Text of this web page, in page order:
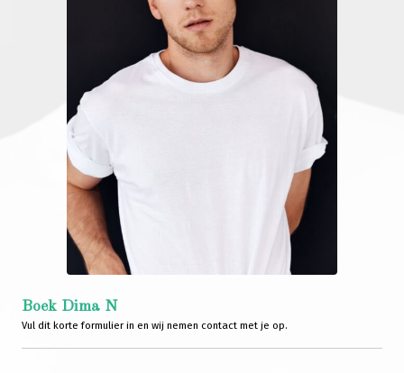
Boek Dima N
Vul dit korte formulier in en wij nemen contact met je op.